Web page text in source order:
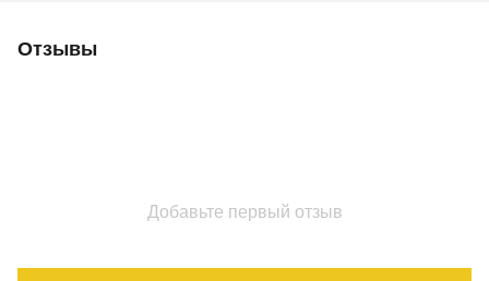
Отзывы
Добавьте первый отзыв